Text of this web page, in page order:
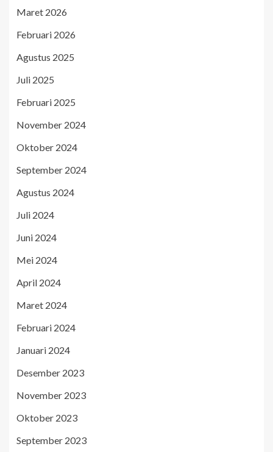
Maret 2026
Februari 2026
Agustus 2025
Juli 2025
Februari 2025
November 2024
Oktober 2024
September 2024
Agustus 2024
Juli 2024
Juni 2024
Mei 2024
April 2024
Maret 2024
Februari 2024
Januari 2024
Desember 2023
November 2023
Oktober 2023
September 2023